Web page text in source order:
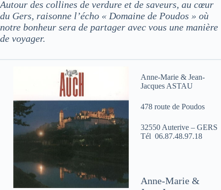
Autour des collines de verdure et de saveurs, au cœur
du Gers, raisonne l’écho « Domaine de Poudos » où
notre bonheur sera de partager avec vous une manière
de voyager.
Anne-Marie & Jean-
Jacques ASTAU
478 route de Poudos
32550 Auterive – GERS
Tél 06.87.48.97.18
Anne-Marie &